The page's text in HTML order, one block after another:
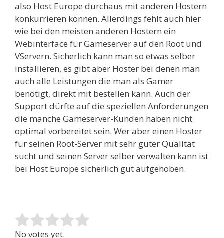
also Host Europe durchaus mit anderen Hostern
konkurrieren können. Allerdings fehlt auch hier
wie bei den meisten anderen Hostern ein
Webinterface für Gameserver auf den Root und
VServern. Sicherlich kann man so etwas selber
installieren, es gibt aber Hoster bei denen man
auch alle Leistungen die man als Gamer
benötigt, direkt mit bestellen kann. Auch der
Support dürfte auf die speziellen Anforderungen
die manche Gameserver-Kunden haben nicht
optimal vorbereitet sein. Wer aber einen Hoster
für seinen Root-Server mit sehr guter Qualität
sucht und seinen Server selber verwalten kann ist
bei Host Europe sicherlich gut aufgehoben.
Rate this item:
No votes yet.